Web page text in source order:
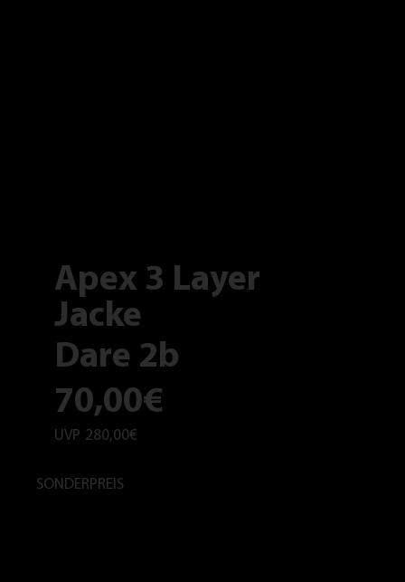
Apex 3 Layer
Jacke
Dare 2b
70,00€
UVP 280,00€
SONDERPREIS